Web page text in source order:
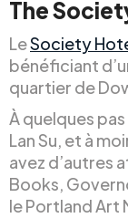
The
LeSociety
bénéficiant
quartier de
À quelques
Lan Su, et à
avez d’autres
Books,
le Portland Art